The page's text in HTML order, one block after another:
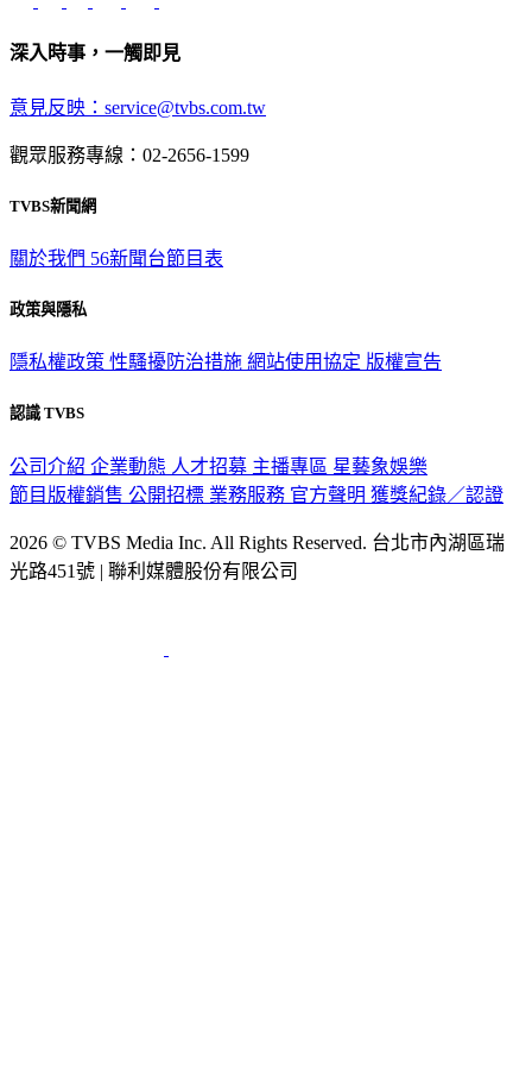
深入時事，一觸即見
意見反映：service@tvbs.com.tw
觀眾服務專線：02-2656-1599
TVBS新聞網
關於我們 56新聞台節目表
政策與隱私
隱私權政策 性騷擾防治措施 網站使用協定 版權宣告
認識 TVBS
公司介紹 企業動態 人才招募 主播專區 星藝象娛樂
節目版權銷售 公開招標 業務服務 官方聲明 獲獎紀錄／認證
2026 © TVBS Media Inc. All Rights Reserved. 台北市內湖區瑞
光路451號 | 聯利媒體股份有限公司